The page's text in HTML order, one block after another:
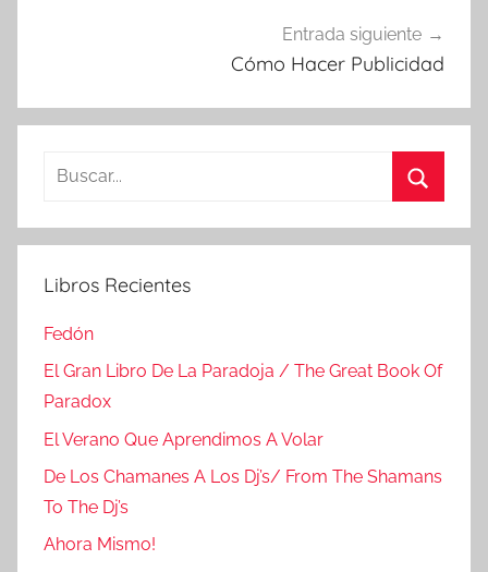
Entrada siguiente
Cómo Hacer Publicidad
Buscar:
Libros Recientes
Fedón
El Gran Libro De La Paradoja / The Great Book Of
Paradox
El Verano Que Aprendimos A Volar
De Los Chamanes A Los Dj’s/ From The Shamans
To The Dj’s
Ahora Mismo!